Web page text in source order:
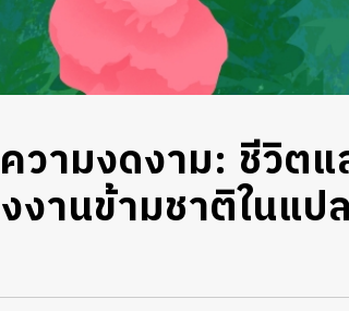
วามงดงาม: ชีวิต
งานข้ามชาติในแป